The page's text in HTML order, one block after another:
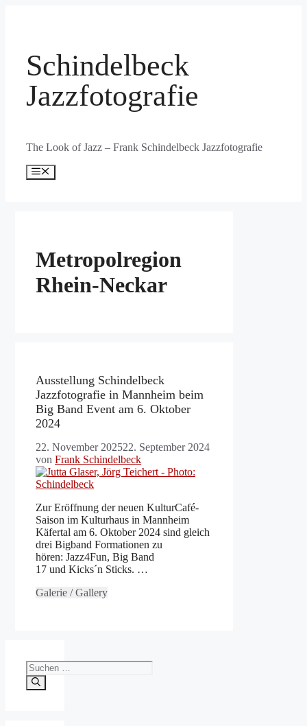
Schindelbeck
Jazzfotografie
The Look of Jazz – Frank Schindelbeck Jazzfotografie
Menü
Metropolregion
Rhein-Neckar
Ausstellung Schindelbeck
Jazzfotografie in Mannheim beim
Big Band Event am 6. Oktober
2024
22. November 202522. September 2024
von Frank Schindelbeck
Zur Eröffnung der neuen KulturCafé-
Saison im Kulturhaus in Mannheim
Käfertal am 6. Oktober 2024 sind gleich
drei Bigband Formationen zu
hören: Jazz4Fun, Big Band
17 und Kicks´n Sticks. …
Galerie / Gallery
Suchen
nach: